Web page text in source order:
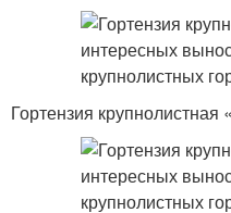
Гортензия